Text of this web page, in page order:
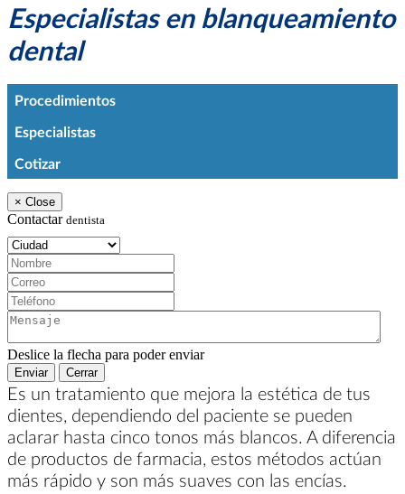
Especialistas en blanqueamiento
dental
Procedimientos
Especialistas
Cotizar
× Close
Contactar dentista
Ciudad:
Nombre:
Correo:
Teléfono:
Mensaje:
Deslice la flecha para poder enviar
Enviar Cerrar
Es un tratamiento que mejora la estética de tus
dientes, dependiendo del paciente se pueden
aclarar hasta cinco tonos más blancos. A diferencia
de productos de farmacia, estos métodos actúan
más rápido y son más suaves con las encías.